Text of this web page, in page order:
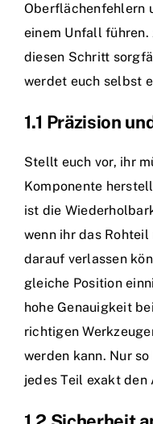
Oberflächenfehlern
einem Unfall führen.
diesen Schritt
werdet euch selbst
1.1 Präzision
Stellt euch vor, ihr
Komponente
ist die
wenn ihr das
darauf verlassen
gleiche Position
hohe Genauigkeit
richtigen
werden kann. Nur
jedes Teil exakt